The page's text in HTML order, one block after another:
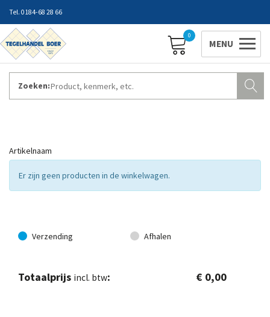
0184-68 28 66
0
Zoeken:
ZAKELIJK INLOGGEN
Er zijn geen producten in de winkelwagen.
Verzending Afhalen
Totaalprijs incl. btw € 0,00